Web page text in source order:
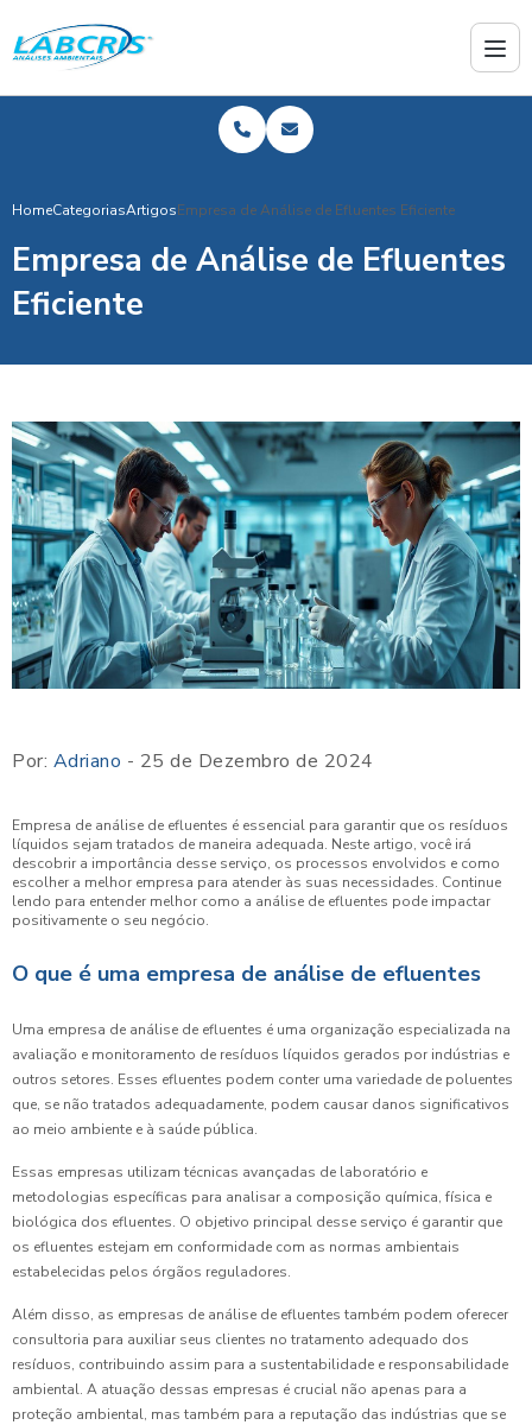
HomeCategoriasArtigosEmpresa de Análise de Efluentes Eficiente
Empresa de Análise de Efluentes
Eficiente
Por: Adriano - 25 de Dezembro de 2024
Empresa de análise de efluentes é essencial para garantir que os resíduos
líquidos sejam tratados de maneira adequada. Neste artigo, você irá
descobrir a importância desse serviço, os processos envolvidos e como
escolher a melhor empresa para atender às suas necessidades. Continue
lendo para entender melhor como a análise de efluentes pode impactar
positivamente o seu negócio.
O que é uma empresa de análise de efluentes
Uma empresa de análise de efluentes é uma organização especializada na
avaliação e monitoramento de resíduos líquidos gerados por indústrias e
outros setores. Esses efluentes podem conter uma variedade de poluentes
que, se não tratados adequadamente, podem causar danos significativos
ao meio ambiente e à saúde pública.
Essas empresas utilizam técnicas avançadas de laboratório e
metodologias específicas para analisar a composição química, física e
biológica dos efluentes. O objetivo principal desse serviço é garantir que
os efluentes estejam em conformidade com as normas ambientais
estabelecidas pelos órgãos reguladores.
Além disso, as empresas de análise de efluentes também podem oferecer
consultoria para auxiliar seus clientes no tratamento adequado dos
resíduos, contribuindo assim para a sustentabilidade e responsabilidade
ambiental. A atuação dessas empresas é crucial não apenas para a
proteção ambiental, mas também para a reputação das indústrias que se